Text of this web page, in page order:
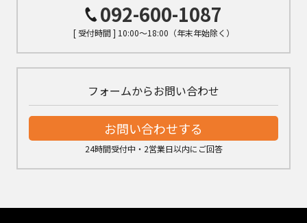
092-600-1087
[ 受付時間 ] 10:00～18:00（年末年始除く）
フォームからお問い合わせ
お問い合わせする
24時間受付中・2営業日以内にご回答